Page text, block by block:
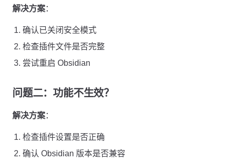
解决方案：
确认已关闭安全模式
检查插件文件是否完整
尝试重启 Obsidian
问题二：功能不生效？
解决方案：
检查插件设置是否正确
确认 Obsidian 版本是否兼容